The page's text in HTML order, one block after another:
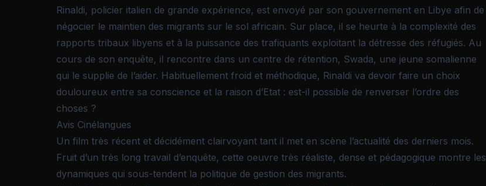
Rinaldi, policier italien de grande expérience, est envoyé par son gouvernement en Libye afin de
négocier le maintien des migrants sur le sol africain. Sur place, il se heurte à la complexité des
rapports tribaux libyens et à la puissance des trafiquants exploitant la détresse des réfugiés. Au
cours de son enquête, il rencontre dans un centre de rétention, Swada, une jeune somalienne
qui le supplie de l’aider. Habituellement froid et méthodique, Rinaldi va devoir faire un choix
douloureux entre sa conscience et la raison d’Etat : est-il possible de renverser l’ordre des
choses ?
Avis Cinélangues
Un film très récent et décidément clairvoyant tant il met en scène l’actualité des derniers mois.
Fruit d’un très long travail d’enquête, cette oeuvre très réaliste, dense et pédagogique montre les
dynamiques qui sous-tendent la politique de gestion des migrants.